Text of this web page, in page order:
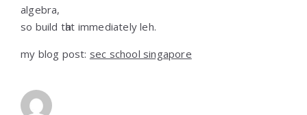
algebra,
so build tһat immеdiately leh.
my blog post: sec school singapore